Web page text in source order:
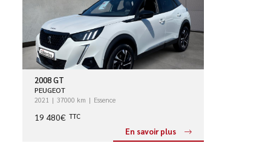
2008 GT
PEUGEOT
2021 37000 km Essence
19 480€ TTC
En savoir plus